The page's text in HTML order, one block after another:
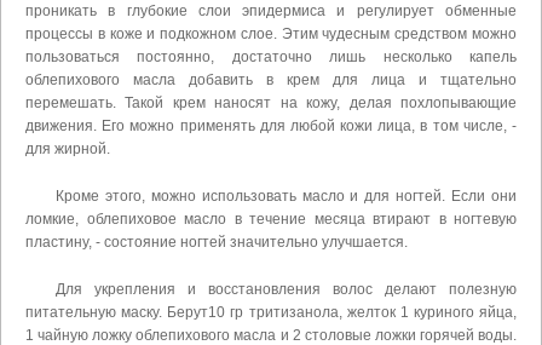
проникать в глубокие слои эпидермиса и регулирует обменные
процессы в коже и подкожном слое. Этим чудесным средством можно
пользоваться постоянно, достаточно лишь несколько капель
облепихового масла добавить в крем для лица и тщательно
перемешать. Такой крем наносят на кожу, делая похлопывающие
движения. Его можно применять для любой кожи лица, в том числе, -
для жирной.
Кроме этого, можно использовать масло и для ногтей. Если они
ломкие, облепиховое масло в течение месяца втирают в ногтевую
пластину, - состояние ногтей значительно улучшается.
Для укрепления и восстановления волос делают полезную
питательную маску. Берут10 гр тритизанола, желток 1 куриного яйца,
1 чайную ложку облепихового масла и 2 столовые ложки горячей воды.